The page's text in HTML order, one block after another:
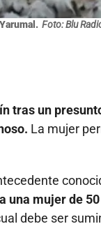
Yarumal. Foto: Blu
tras un
La mujer
una mujer de
debe ser